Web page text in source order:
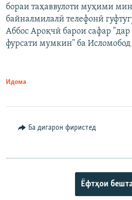
бораи таҳаввулоти муҳими
байналмилалӣ телефонӣ
Аббос Ароқчӣ барои сафар "дар
фурсати мумкин" ба
Идома
Ба дигарон фиристед
Ёфтҳои